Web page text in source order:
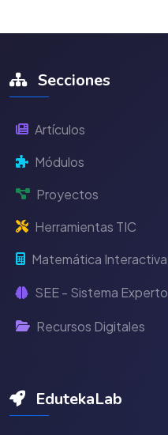
Secciones
Artículos
Módulos
Proyectos
Herramientas TIC
Matemática Interactiva
SEE - Sistema Experto
Recursos Digitales
EdutekaLab